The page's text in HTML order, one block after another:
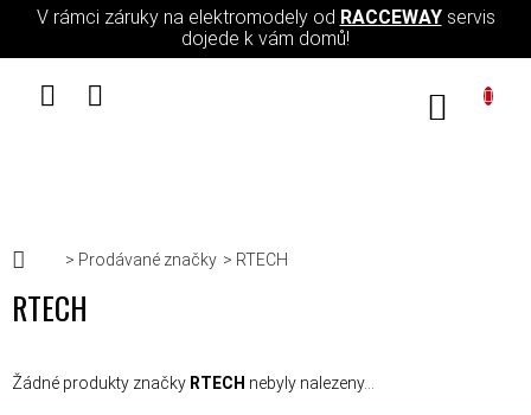
Přejít na obsah
V rámci záruky na elektromodely od RACCEWAYservis
dojede k vám domů!
Domů
Prodávané značky RTECH
RTECH
Žádné produkty značky RTECH nebyly nalezeny...